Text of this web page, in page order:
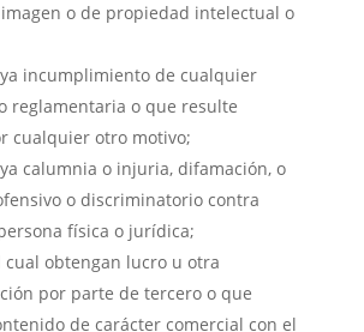
o de propiedad intelectual o
incumplimiento de cualquier
reglamentaria o que resulte
cualquier otro motivo;
calumnia o injuria, difamación, o
o discriminatorio contra
física o jurídica;
cual obtengan lucro u otra
por parte de tercero o que
de carácter comercial con el